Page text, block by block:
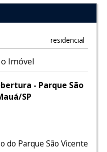
residencial
Imóvel
- Parque São
SP
do Parque São Vicente